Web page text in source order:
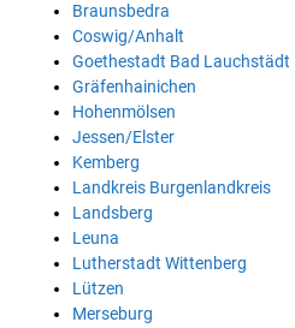
Braunsbedra
Coswig/Anhalt
Goethestadt Bad Lauchstädt
Gräfenhainichen
Hohenmölsen
Jessen/Elster
Kemberg
Landkreis Burgenlandkreis
Landsberg
Leuna
Lutherstadt Wittenberg
Lützen
Merseburg